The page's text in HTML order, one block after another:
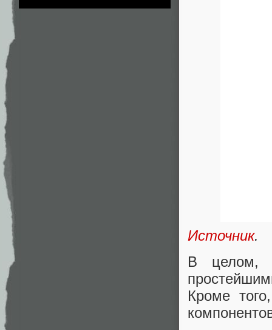
Источник.
В целом,
Кроме